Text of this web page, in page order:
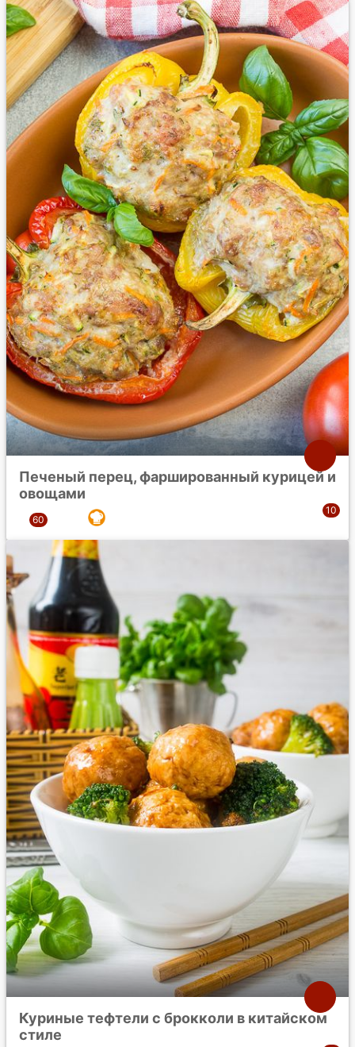
Печеный перец, фаршированный курицей и
овощами
Куриные тефтели с брокколи в китайском
стиле